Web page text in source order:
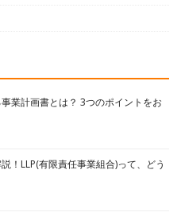
業計画書とは？ 3つのポイントをお
！LLP(有限責任事業組合)って、どう